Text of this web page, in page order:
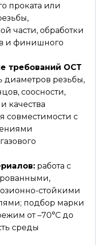
проката или
части, обработки
и финишного
требований ОСТ
диаметров резьбы,
соосности,
качества
совместимости с
работа с
стойкими
подбор марки
от –70°С до
среды